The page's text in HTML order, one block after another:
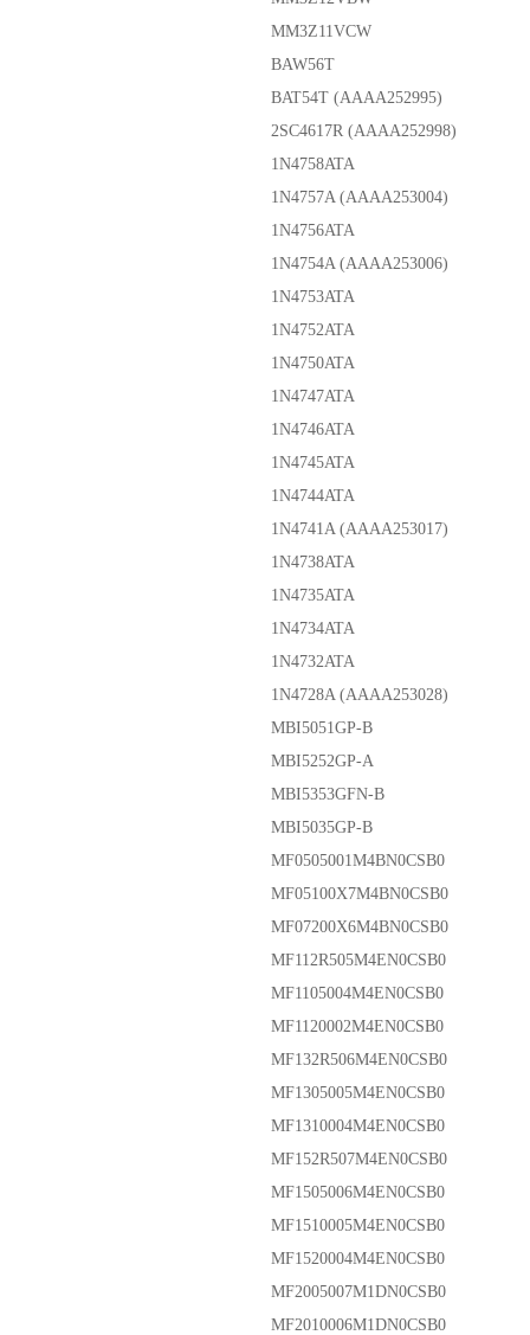
MM3Z11VCW
BAW56T
BAT54T (AAAA252995)
2SC4617R (AAAA252998)
1N4758ATA
1N4757A (AAAA253004)
1N4756ATA
1N4754A (AAAA253006)
1N4753ATA
1N4752ATA
1N4750ATA
1N4747ATA
1N4746ATA
1N4745ATA
1N4744ATA
1N4741A (AAAA253017)
1N4738ATA
1N4735ATA
1N4734ATA
1N4732ATA
1N4728A (AAAA253028)
MBI5051GP-B
MBI5252GP-A
MBI5353GFN-B
MBI5035GP-B
MF0505001M4BN0CSB0
MF05100X7M4BN0CSB0
MF07200X6M4BN0CSB0
MF112R505M4EN0CSB0
MF1105004M4EN0CSB0
MF1120002M4EN0CSB0
MF132R506M4EN0CSB0
MF1305005M4EN0CSB0
MF1310004M4EN0CSB0
MF152R507M4EN0CSB0
MF1505006M4EN0CSB0
MF1510005M4EN0CSB0
MF1520004M4EN0CSB0
MF2005007M1DN0CSB0
MF2010006M1DN0CSB0